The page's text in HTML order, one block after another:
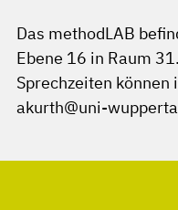
Das methodLAB
Ebene 16 in Raum
Sprechzeiten können
akurth@uni-